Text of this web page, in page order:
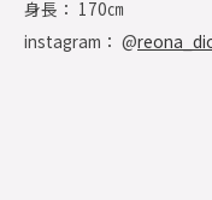
身長： 170㎝
instagram： @